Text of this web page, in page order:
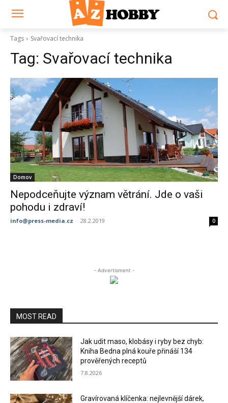
Tags Svařovací technika
Tag: Svařovací technika
Domov
Nepodceňujte význam větrání. Jde o vaši
pohodu i zdraví!
info@press-media.cz - 28.2.2019 0
- Advertisment -
MOST READ
Jak udit maso, klobásy i ryby bez chyb:
Kniha Bedna plná kouře přináší 134
prověřených receptů
7.8.2026
Gravírovaná klíčenka: nejlevnější dárek,